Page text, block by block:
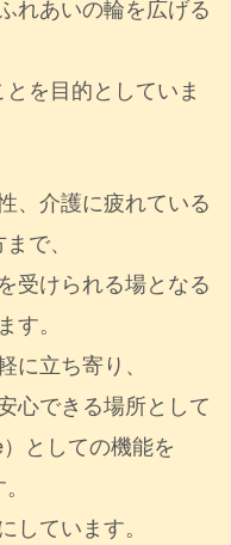
れあいの輪を広げる
を目的としていま
、介護に疲れている
で、
受けられる場となる
す。
立ち寄り、
心できる場所として
としての機能を
しています。